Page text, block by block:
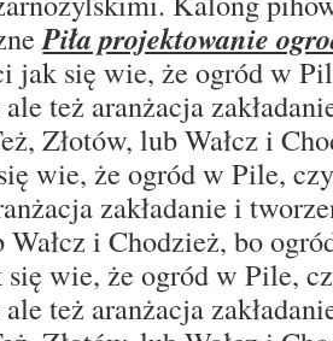
Piła projektowanie
jak się wie, że ogród w
też aranżacja
Złotów, lub Wałcz i
wie, że ogród w Pile,
zakładanie i
Wałcz i Chodzież, bo
się wie, że ogród w Pile,
też aranżacja